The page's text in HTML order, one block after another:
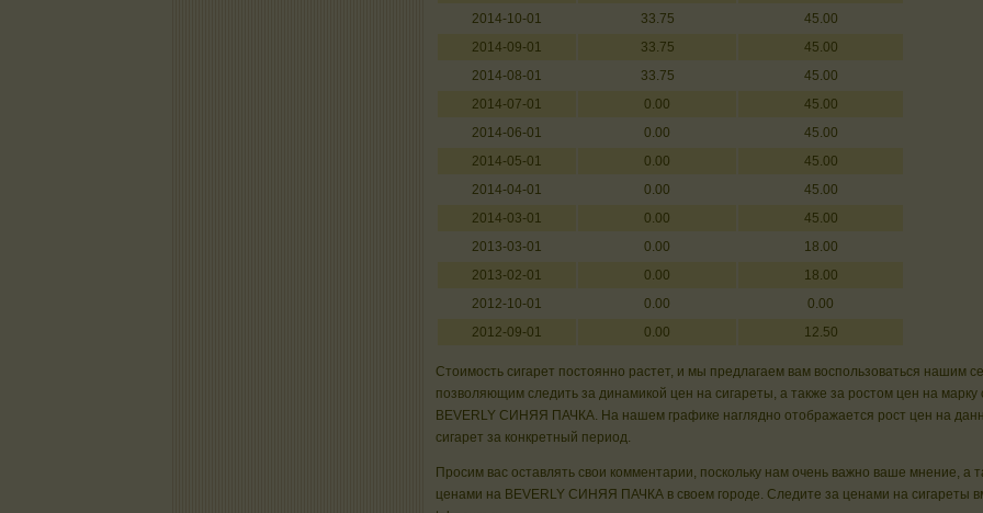
2014-10-01
33.75
45.00
2014-09-01
33.75
45.00
2014-08-01
33.75
45.00
2014-07-01
0.00
45.00
2014-06-01
0.00
45.00
2014-05-01
0.00
45.00
2014-04-01
0.00
45.00
2014-03-01
0.00
45.00
2013-03-01
0.00
18.00
2013-02-01
0.00
18.00
2012-10-01
0.00
0.00
2012-09-01
0.00 12.50
Стоимость сигарет постоянно растет, и мы предлагаем вам воспользоваться нашим
позволяющим следить за динамикой цен на сигареты, а также за ростом цен на марку
BEVERLY СИНЯЯ ПАЧКА. На нашем графике наглядно отображается рост цен на
сигарет за конкретный период.
Просим вас оставлять свои комментарии, поскольку нам очень важно ваше мнение, а
ценами на BEVERLY СИНЯЯ ПАЧКА в своем городе. Следите за ценами на сигареты